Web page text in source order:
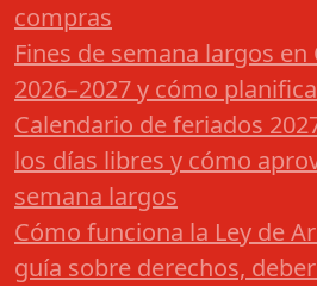
compras
Fines de semana largos
2026–2027 y cómo
Calendario de feriados
los días libres y cómo
semana largos
Cómo funciona la Ley de
guía sobre derechos,